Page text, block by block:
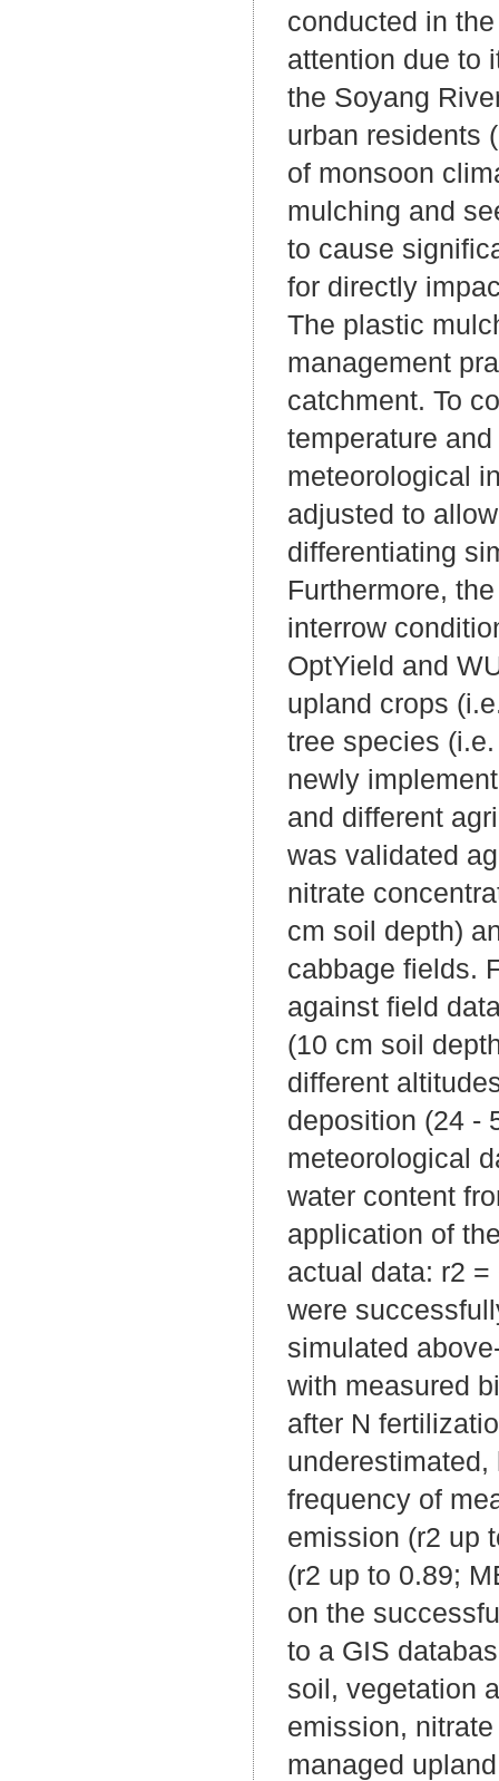
conducted in
attention due to
the Soyang
urban residents
of monsoon
mulching and
to cause
for directly
The plastic
management
catchment. To
temperature
meteorological
adjusted to
differentiating
Furthermore,
interrow
OptYield and
upland crops
tree species
newly
and different
was validated
nitrate
cm soil depth)
cabbage fields.
against field
(10 cm soil
different
deposition (24 -
meteorological
water content
application of
actual data: r2
were
simulated
with measured
after N
frequency of
emission (r2 up
(r2 up to 0.89;
on the
to a GIS
soil, vegetation
emission,
managed